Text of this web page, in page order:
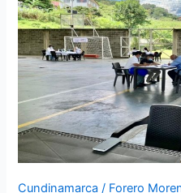
Cundinamarca / Forero
contagio
de
Covid-
19
por
población
de
tránsito